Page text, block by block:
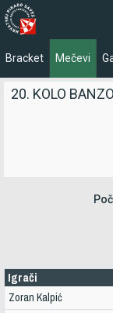
Bracket Mečevi
20. KOLO
Igrači
Zoran Kalpić